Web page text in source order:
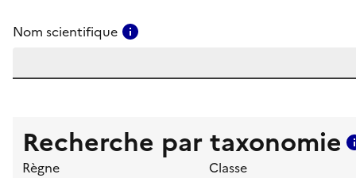
Nom scientifique
Recherche par taxonomie
Règne Classe